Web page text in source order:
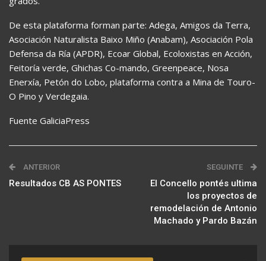
De esta plataforma forman parte: Adega, Amigos da Terra,
Asociación Naturalista Baixo Miño (Anabam), Asociación Pola
Defensa da Ría (APDR), Ecoar Global, Ecoloxistas en Acción,
Feitoría verde, Ghichas Co-mando, Greenpeace, Nosa
Enerxía, Petón do Lobo, plataforma contra a Mina de Touro-
O Pino y Verdegaia.
Fuente GaliciaPress
ANTERIOR
Resultados CB AS PONTES
SEGUINTE
El Concello pontés ultima
los proyectos de
remodelación de Antonio
Machado y Pardo Bazán